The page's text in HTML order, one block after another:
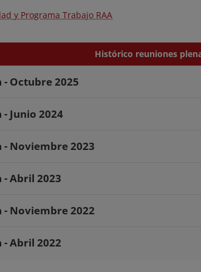
y Programa Trabajo RAA
Histórico reuniones
- Octubre 2025
Junio 2024
- Noviembre 2023
- Abril 2023
- Noviembre 2022
- Abril 2022